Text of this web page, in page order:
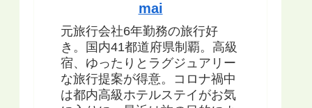
mai
元旅行会社6年勤務の旅行好
き。国内41都道府県制覇。高級
宿、ゆったりとラグジュアリー
な旅行提案が得意。コロナ禍中
は都内高級ホテルステイがお気